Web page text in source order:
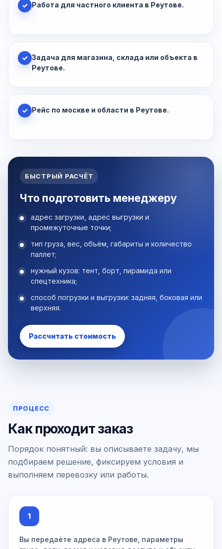
✓ Работа для частного клиента в Реутове.
✓ Задача для магазина, склада или объекта в
Реутове.
✓ Рейс по москве и области в Реутове.
БЫСТРЫЙ РАСЧЁТ
Что подготовить менеджеру
адрес загрузки, адрес выгрузки и
промежуточные точки;
тип груза, вес, объём, габариты и количество
паллет;
нужный кузов: тент, борт, пирамида или
спецтехника;
способ погрузки и выгрузки: задняя, боковая или
верхняя.
Рассчитать стоимость
ПРОЦЕСС
Как проходит заказ
Порядок понятный: вы описываете задачу, мы
подбираем решение, фиксируем условия и
выполняем перевозку или работы.
1
Вы передаёте адреса в Реутове, параметры